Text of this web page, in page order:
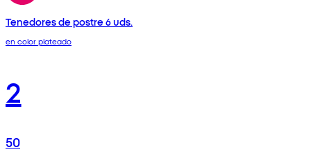
Tenedores de postre 6 uds.
en color plateado
2
50